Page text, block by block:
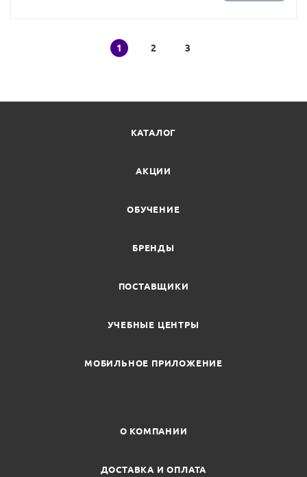
1 2 3
КАТАЛОГ
АКЦИИ
ОБУЧЕНИЕ
БРЕНДЫ
ПОСТАВЩИКИ
УЧЕБНЫЕ ЦЕНТРЫ
МОБИЛЬНОЕ ПРИЛОЖЕНИЕ
О КОМПАНИИ
ДОСТАВКА И ОПЛАТА